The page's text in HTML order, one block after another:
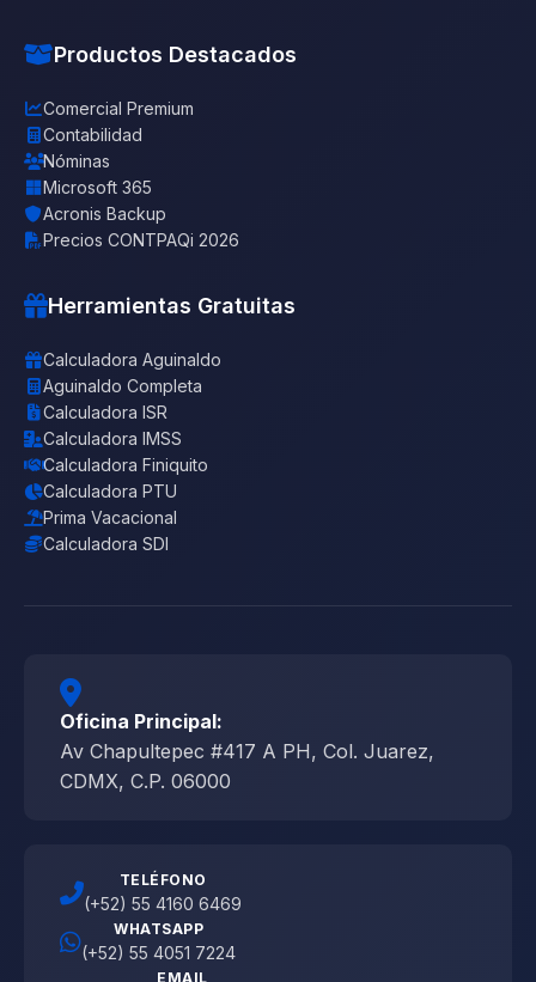
Productos Destacados
Comercial Premium
Contabilidad
Nóminas
Microsoft 365
Acronis Backup
Precios CONTPAQi 2026
Herramientas Gratuitas
Calculadora Aguinaldo
Aguinaldo Completa
Calculadora ISR
Calculadora IMSS
Calculadora Finiquito
Calculadora PTU
Prima Vacacional
Calculadora SDI
Oficina Principal:
Av Chapultepec #417 A PH, Col. Juarez,
CDMX, C.P. 06000
TELÉFONO
(+52) 55 4160 6469
WHATSAPP
(+52) 55 4051 7224
EMAIL